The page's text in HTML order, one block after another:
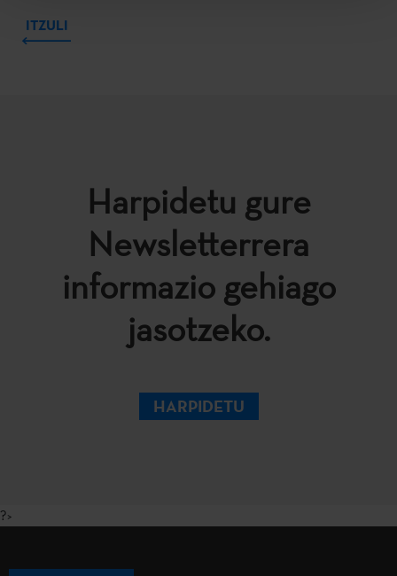
ITZULI
Harpidetu gure
Newsletterrera
informazio gehiago
jasotzeko.
HARPIDETU
?>